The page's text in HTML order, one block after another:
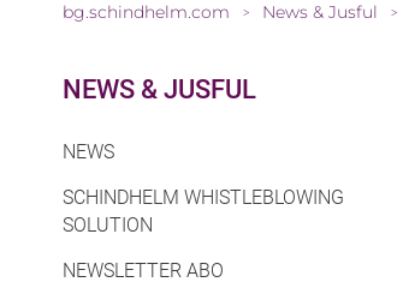
bg.schindhelm.com > News & Jusful >
NEWS & JUSFUL
NEWS
SCHINDHELM WHISTLEBLOWING
SOLUTION
NEWSLETTER ABO